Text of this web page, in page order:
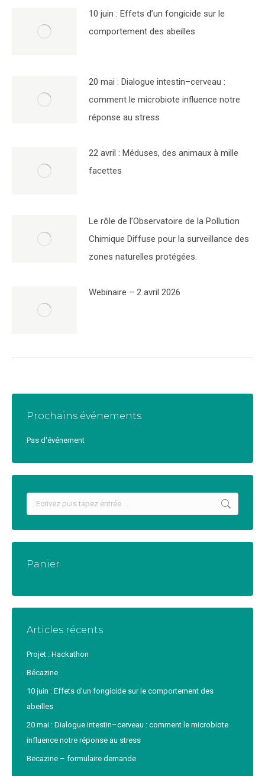
10 juin : Effets d’un fongicide sur le
comportement des abeilles
20 mai : Dialogue intestin–cerveau :
comment le microbiote influence notre
réponse au stress
22 avril : Méduses, des animaux à mille
facettes
Le rôle de l’Observatoire de la Pollution
Chimique Diffuse pour la surveillance des
zones naturelles protégées.
Webinaire – 2 avril 2026
Prochains événements
Pas d'événement
Recherche
:
Panier
Articles récents
Projet : Hackathon
Bécazine
10 juin : Effets d’un fongicide sur le comportement des
abeilles
20 mai : Dialogue intestin–cerveau : comment le microbiote
influence notre réponse au stress
Becazine – formulaire demande